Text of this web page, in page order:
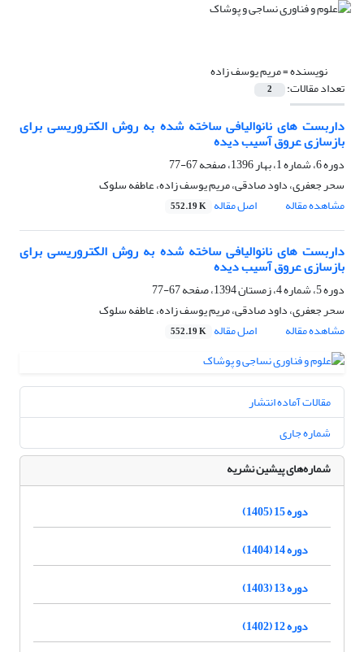
نویسنده =مریم یوسف زاده
تعداد مقالات: 2
داربست های نانوالیافی ساخته شده به روش الکتروریسی برای
بازسازی عروق آسیب دیده
دوره 6، شماره 1، بهار 1396، صفحه
67-77
سحر جعفری، داود صادقی، مریم یوسف زاده، عاطفه سلوک
مشاهده مقاله
اصل مقاله 552.19 K
داربست های نانوالیافی ساخته شده به روش الکتروریسی برای
بازسازی عروق آسیب دیده
دوره 5، شماره 4، زمستان 1394، صفحه
67-77
سحر جعفری، داود صادقی، مریم یوسف زاده، عاطفه سلوک
مشاهده مقاله
اصل مقاله 552.19 K
مقالات آماده انتشار
شماره جاری
شماره‌های پیشین نشریه
دوره 15 (1405)
دوره 14 (1404)
دوره 13 (1403)
دوره 12 (1402)